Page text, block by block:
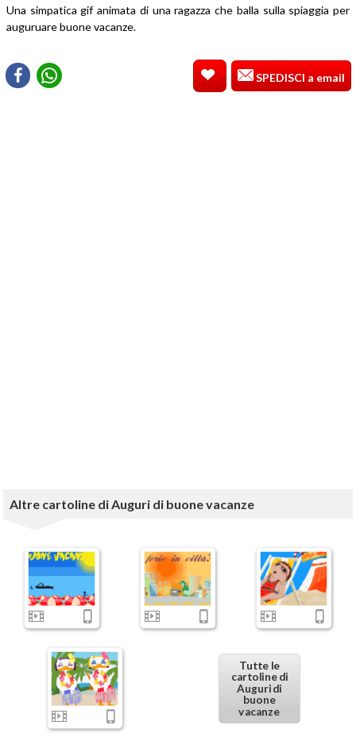
Una simpatica gif animata di una ragazza che balla sulla spiaggia per
auguruare buone vacanze.
SPEDISCI a email
Altre cartoline di Auguri di buone vacanze
Tutte le
cartoline di
Auguri di
buone
vacanze